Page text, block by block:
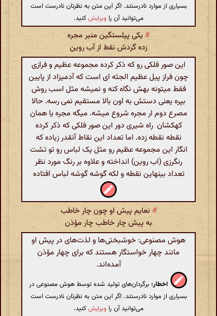
بسیاری از موارد نادرستند. اگر این متن به نظرتان نادرست است
می‌توانید آن را ویرایشکنید.
# یکی پیلستگین منبر مجره
زده گردش نقط از آب روین
این صور فلکی رو که ذکر کرده مجموعه عظیم و فرازی
چون فراز پیل عظیم الجثه ای است که آدمیزاد از پایین
فقط میتونه بهش نگاه کنه و نمیشه مثل اسب روش
بپره یعنی دستش به اون بالا مستقیم نمی رسه. حالا
مصرع دوم ار مجره شروع میشه. میگه مجره یا همان
کهکشان راه شیری دور این صور فلکی که ذکر کرده
نقطه نقطه زده. اما تعداد این نقاط آنقدر زیاده که
انگار این مجموعه عظیم رو مثل یک لباس رو تو تشت
رنگرزی (اب روین) انداخته و علاوه بر رنگ مورد نظر
تعداد بینهاین نقطه و لکه گوشه گوشه لباس افتاده
# نعایم پیش او چون چار خاطب
به پیش چار خاطب چار مؤذن
هوش مصنوعی: خوشبختی‌ها و لذت‌های در پیش او
مانند چهار خواستگار هستند که برای چهار مؤذن
آمده‌اند.
اخطار: برگردان‌های تولید شده توسط هوش مصنوعی در
بسیاری از موارد نادرستند. اگر این متن به نظرتان نادرست است
می‌توانید آن را ویرایشکنید.